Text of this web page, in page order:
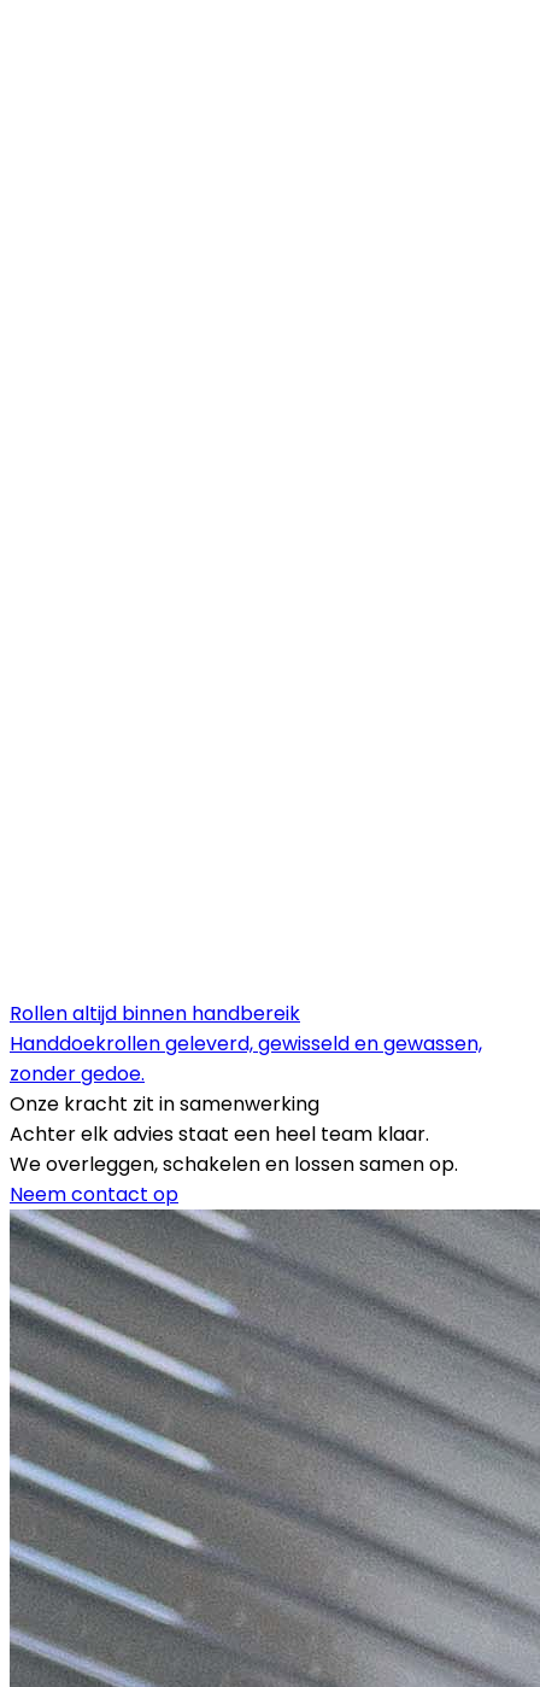
Rollen altijd binnen handbereik
Handdoekrollen geleverd, gewisseld en gewassen,
zonder gedoe.
Onze kracht zit in samenwerking
Achter elk advies staat een heel team klaar.
We overleggen, schakelen en lossen samen op.
Neem contact op